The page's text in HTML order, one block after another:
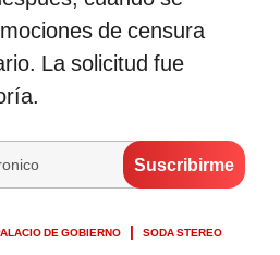
de censura
La solicitud fue
DE GOBIERNO SODA STEREO